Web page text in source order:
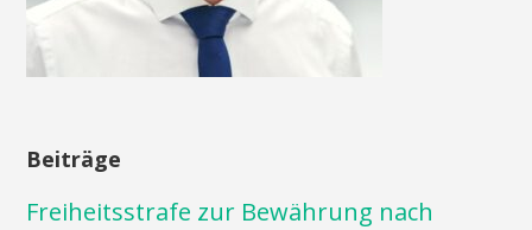
Beiträge
Freiheitsstrafe zur Bewährung nach